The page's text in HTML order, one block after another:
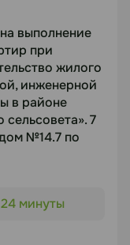
7.42 Новая
выполнение
при
жилого
инженерной
в районе
7
№14.7 по
с объектами
минуты